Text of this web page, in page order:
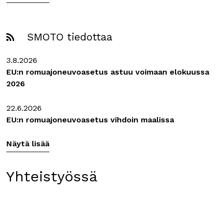
SMOTO tiedottaa
3.8.2026
EU:n romuajoneuvoasetus astuu voimaan elokuussa
2026
22.6.2026
EU:n romuajoneuvoasetus vihdoin maalissa
Näytä lisää
Yhteistyössä